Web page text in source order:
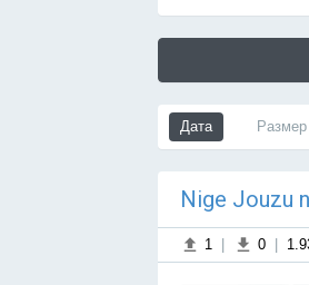
Дата Размер
Nige Jouzu
1 0